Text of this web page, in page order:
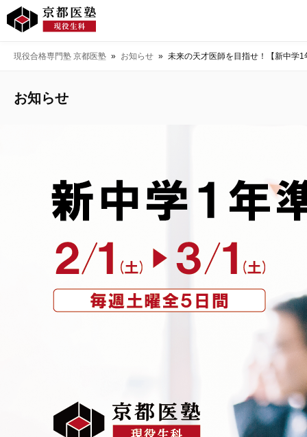
現役合格専門塾 京都医塾 » お知らせ » 未来の天才医師を目指せ！【新中学
お知らせ